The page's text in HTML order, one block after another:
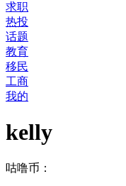
求职
热投
话题
教育
移民
工商
我的
kelly
咕噜币：